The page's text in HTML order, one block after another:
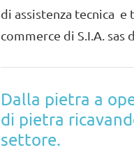
di assistenza tecnica
commerce di S.I.A. sas
Dalla pietra a
di pietra
settore.